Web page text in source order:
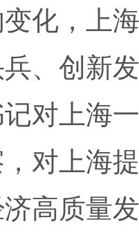
化，上
、创新
对上海
对上海
高质量